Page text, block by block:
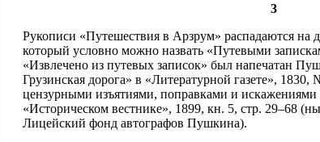
3
Рукописи «Путешествия в Арзрум» распадаются на
который условно можно назвать «Путевыми
«Извлечено из путевых записок» был напечатан
Грузинская дорога» в «Литературной газете»,
цензурными изъятиями, поправками и
«Историческом вестнике», 1899, кн. 5, стр. 29–68
Лицейский фонд автографов Пушкина).